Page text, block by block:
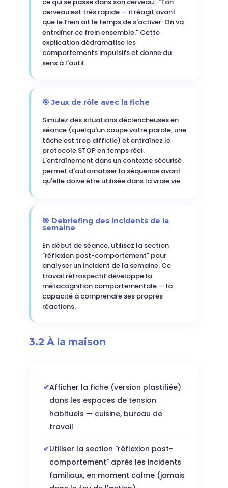
cerveau est très rapide — il réagit avant
que le frein ait le temps de s'activer. On va
entraîner ce frein ensemble." Cette
explication dédramatise les
comportements impulsifs et donne du
sens à l'outil.
🎯 Jeux de rôle avec la fiche
Simulez des situations déclencheuses en
séance (quelqu'un coupe votre parole, une
tâche est trop difficile) et entraînez le
protocole STOP en temps réel.
L'entraînement dans un contexte sécurisé
permet d'automatiser la séquence avant
qu'elle doive être utilisée dans la vraie vie.
🎯 Debriefing des incidents de la
semaine
En début de séance, utilisez la section
"réflexion post-comportement" pour
analyser un incident de la semaine. Ce
travail rétrospectif développe la
métacognition comportementale — la
capacité à comprendre ses propres
réactions.
3.2 À la maison
Afficher la fiche (version plastifiée)
dans les espaces de tension
habituels — cuisine, bureau de
travail
Utiliser la section "réflexion post-
comportement" après les incidents
familiaux, en moment calme (jamais